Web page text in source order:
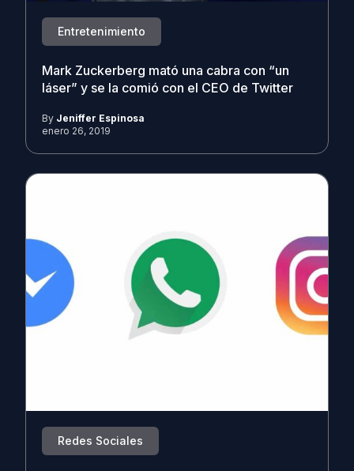
Entretenimiento
Mark Zuckerberg mató una cabra con “un
láser” y se la comió con el CEO de Twitter
By Jeniffer Espinosa
enero 26, 2019
Redes Sociales